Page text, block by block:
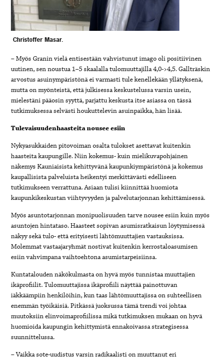
Christoffer Masar.
– Myös Granin vielä entisestään vahvistunut imago oli positiivinen
uutinen, sen noustua 1–5 skaalalla tulomuuttajilla 4,0->4,5. Gallträskin
arvostus asuinympäristönä ei varmasti tule kenellekään yllätyksenä,
mutta on myönteistä, että julkisessa keskustelussa varsin usein,
mielestäni pääosin syyttä, parjattu keskusta itse asiassa on tässä
tutkimuksessa selvästi houkuttelevin asuinpaikka, hän lisää.
Tulevaisuudenhaasteita nousee esiin
Nykyasukkaiden pitovoiman osalta tulokset asettavat kuitenkin
haasteita kaupungille. Niin kokemus- kuin mielikuvapohjainen
näkemys Kauniaisista kehittyvänä kaupunkiympäristönä ja kokemus
kaupallisista palveluista heikentyi merkittävästi edelliseen
tutkimukseen verrattuna. Asiaan tulisi kiinnittää huomiota
kaupunkikeskustan viihtyvyyden ja palvelutarjonnan kehittämisessä.
Myös asuntotarjonnan monipuolisuuden tarve nousee esiin kuin myös
asuntojen hintataso. Haasteet sopivan asumisratkaisun löytymisessä
näkyy sekä tulo- että erityisesti lähtömuuttajien vastauksissa.
Molemmat vastaajaryhmät nostivat kuitenkin kerrostaloasumisen
esiin vahvimpana vaihtoehtona asumistarpeisiinsa.
Kuntatalouden näkökulmasta on hyvä myös tunnistaa muuttajien
ikäprofiilit. Tulomuuttajissa ikäprofiili näyttää painottuvan
iäkkäämpiin henkilöihin, kun taas lähtömuuttajissa on suhteellisen
enemmän työikäisiä. Pitkässä juoksussa tämä trendi voi johtaa
muutoksiin elinvoimaprofiilissa mikä tutkimuksen mukaan on hyvä
huomioida kaupungin kehittymistä ennakoivassa strategisessa
suunnittelussa.
– Vaikka sote-uudistus varsin radikaalisti on muuttanut eri